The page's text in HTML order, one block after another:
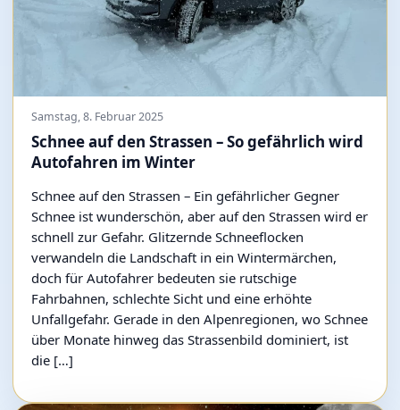
Samstag, 8. Februar 2025
Schnee auf den Strassen – So gefährlich wird
Autofahren im Winter
Schnee auf den Strassen – Ein gefährlicher Gegner
Schnee ist wunderschön, aber auf den Strassen wird er
schnell zur Gefahr. Glitzernde Schneeflocken
verwandeln die Landschaft in ein Wintermärchen,
doch für Autofahrer bedeuten sie rutschige
Fahrbahnen, schlechte Sicht und eine erhöhte
Unfallgefahr. Gerade in den Alpenregionen, wo Schnee
über Monate hinweg das Strassenbild dominiert, ist
die […]